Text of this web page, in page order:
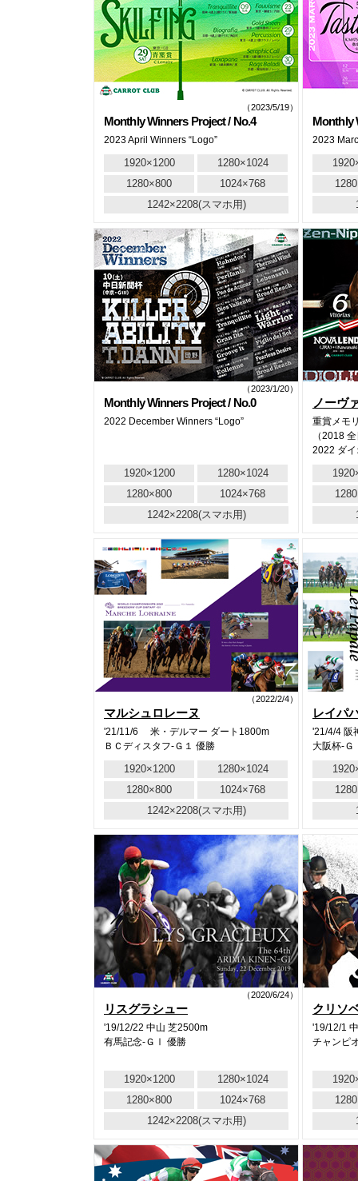
（2023/5/19）
Monthly Winners Project / No.4
2023 April Winners “Logo”
1920×1200
1280×1024
1280×800
1024×768
1242×2208(スマホ用)
Monthly
2023
（2023/1/20）
Monthly Winners Project / No.0
2022 December Winners “Logo”
1920×1200
1280×1024
1280×800
1024×768
1242×2208(スマホ用)
ノーヴ
重賞メモ
（2018
2022 ダ
（2022/2/4）
マルシュロレーヌ
'21/11/6 米・デルマー ダート1800m
ＢＣディスタフ-Ｇ１ 優勝
1920×1200
1280×1024
1280×800
1024×768
1242×2208(スマホ用)
レイパ
'21/4/4 阪
大阪杯-
（2020/6/24）
リスグラシュー
'19/12/22 中山 芝2500m
有馬記念-ＧⅠ 優勝
1920×1200
1280×1024
1280×800
1024×768
1242×2208(スマホ用)
クリソ
'19/12/1
チャンピ